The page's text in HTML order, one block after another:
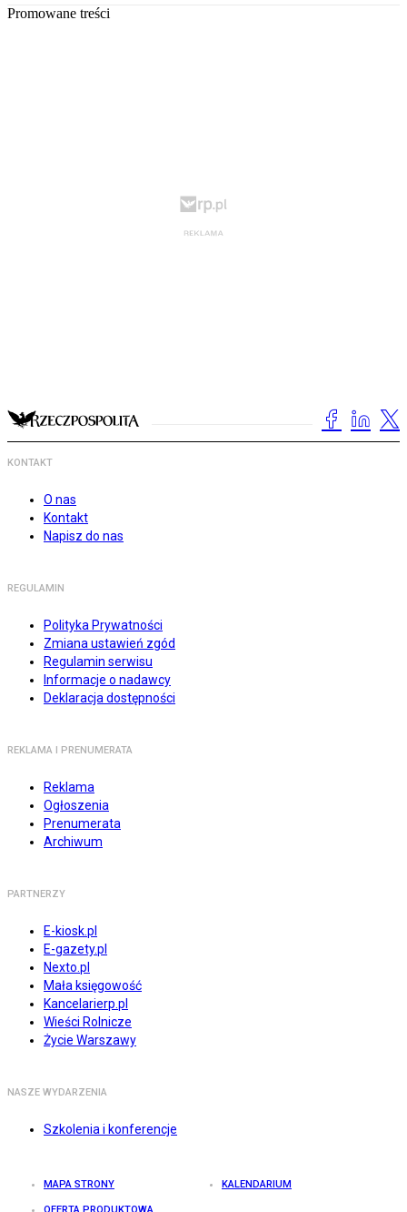
Promowane treści
KONTAKT
O nas
Kontakt
Napisz do nas
REGULAMIN
Polityka Prywatności
Zmiana ustawień zgód
Regulamin serwisu
Informacje o nadawcy
Deklaracja dostępności
REKLAMA I PRENUMERATA
Reklama
Ogłoszenia
Prenumerata
Archiwum
PARTNERZY
E-kiosk.pl
E-gazety.pl
Nexto.pl
Mała księgowość
Kancelarierp.pl
Wieści Rolnicze
Życie Warszawy
NASZE WYDARZENIA
Szkolenia i konferencje
MAPA STRONY KALENDARIUM